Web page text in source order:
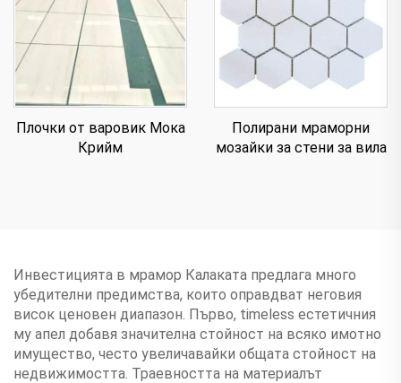
Плочки от варовик Мока
Крийм
Полирани мраморни
мозайки за стени за вила
Инвестицията в мрамор Калаката предлага много
убедителни предимства, които оправдват неговия
висок ценовен диапазон. Първо, timeless естетичния
му апел добавя значителна стойност на всяко имотно
имущество, често увеличавайки общата стойност на
недвижимостта. Траевността на материалът